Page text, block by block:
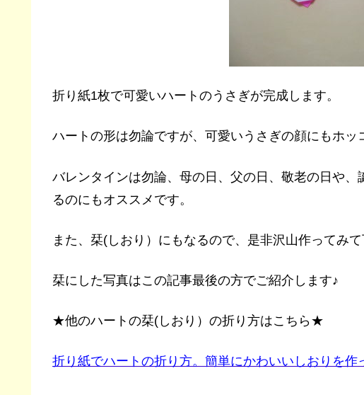
折り紙1枚で可愛いハートのうさぎが完成します。
ハートの形は勿論ですが、可愛いうさぎの顔にもホッ
バレンタインは勿論、母の日、父の日、敬老の日や
るのにもオススメです。
また、栞(しおり）にもなるので、是非沢山作ってみて
栞にした写真はこの記事最後の方でご紹介します♪
★他のハートの栞(しおり）の折り方はこちら★
折り紙でハートの折り方。簡単にかわいいしおりを作